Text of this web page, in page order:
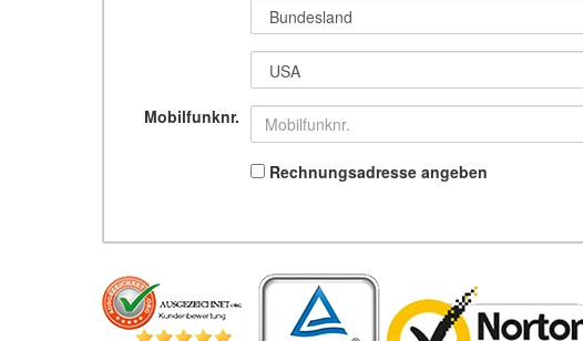
Mobilfunknr.
Rechnungsadresse angeben